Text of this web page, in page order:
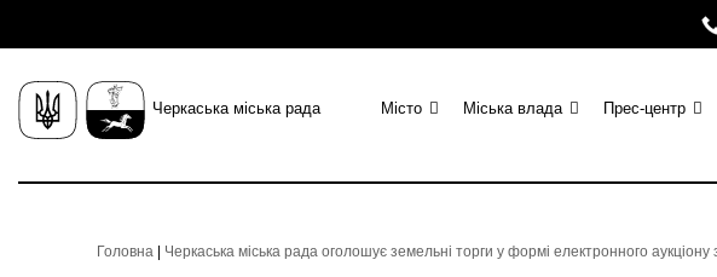
Черкаська міська рада Місто Міська влада Прес-центр
Головна Черкаська міська рада оголошує земельні торги у формі електронного